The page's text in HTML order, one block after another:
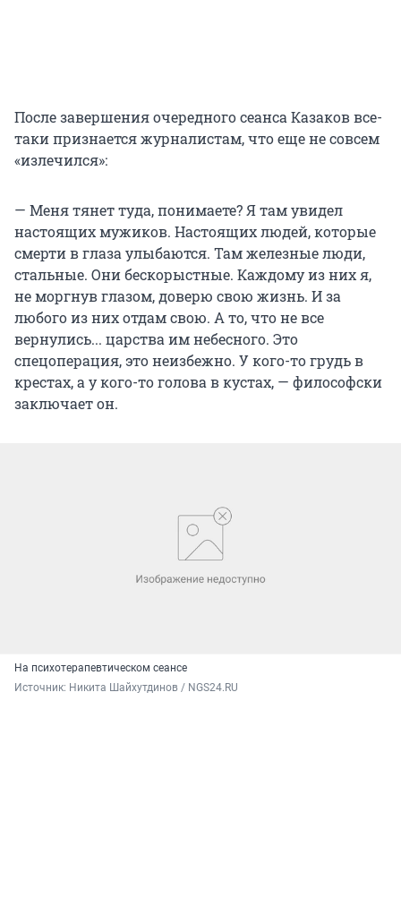
После завершения очередного сеанса Казаков все-
таки признается журналистам, что еще не совсем
«излечился»:
— Меня тянет туда, понимаете? Я там увидел
настоящих мужиков. Настоящих людей, которые
смерти в глаза улыбаются. Там железные люди,
стальные. Они бескорыстные. Каждому из них я,
не моргнув глазом, доверю свою жизнь. И за
любого из них отдам свою. А то, что не все
вернулись... царства им небесного. Это
спецоперация, это неизбежно. У кого-то грудь в
крестах, а у кого-то голова в кустах, — философски
заключает он.
На психотерапевтическом сеансе
Источник: Никита Шайхутдинов / NGS24.RU